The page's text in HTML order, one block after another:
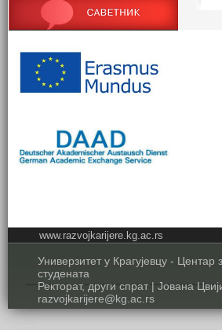
www.razvojkarijere.kg.ac.rs
Универзитет у Крагујевцу - Центар
студената
Ректорат, други спрат | Јована
razvojkarijere@kg.ac.rs